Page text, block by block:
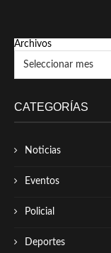
Archivos
CATEGORÍAS
Noticias
Eventos
Policial
Deportes